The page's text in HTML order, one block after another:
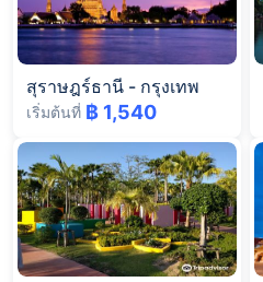
สุราษฎร์ธานี - กรุงเทพ
เริ่มต้นที่ ฿ 1,540